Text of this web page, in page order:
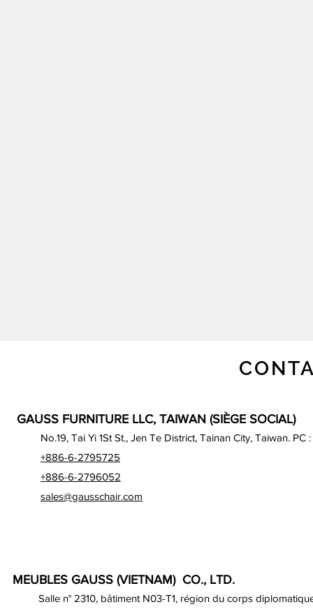
GAUSS FURNITURE LLC, TAIWAN (SIÈGE SOCIAL)
No.19, Tai Yi 1St St., Jen Te District, Tainan City, Taiwan. PC :
+886-6-2795725
+886-6-2796052
sales@gausschair.com
MEUBLES GAUSS (VIETNAM) CO., LTD.
Salle n° 2310, bâtiment N03-T1, région du corps